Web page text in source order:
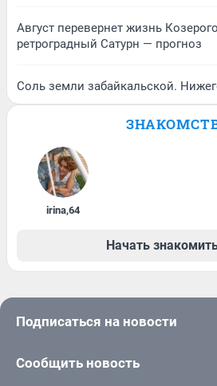
Август перевернет жизнь
ретроградный Сатурн — прогноз
Соль земли забайкальской.
irina,64
Начать
Подписаться на новости
Сообщить новость